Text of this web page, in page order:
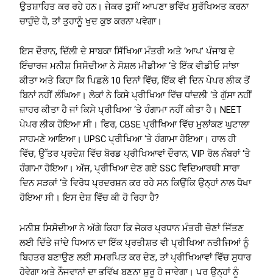
ਉਤਸ਼ਾਹਿਤ ਕਰ ਰਹੇ ਹਨ। ਜੇਕਰ ਤੁਸੀਂ ਆਪਣਾ ਭਵਿੱਖ ਸੁਰੱਖਿਅਤ ਕਰਨਾ
ਚਾਹੁੰਦੇ ਹੋ, ਤਾਂ ਤੁਹਾਨੂੰ ਖੁਦ ਕੁਝ ਕਰਨਾ ਪਵੇਗਾ।
ਇਸ ਦੌਰਾਨ, ਦਿੱਲੀ ਦੇ ਸਾਬਕਾ ਸਿੱਖਿਆ ਮੰਤਰੀ ਅਤੇ ‘ਆਪ’ ਪੰਜਾਬ ਦੇ
ਇੰਚਾਰਜ ਮਨੀਸ਼ ਸਿਸੋਦੀਆ ਨੇ ਸੋਸ਼ਲ ਮੀਡੀਆ ‘ਤੇ ਇੱਕ ਵੀਡੀਓ ਸਾਂਝਾ
ਕੀਤਾ ਅਤੇ ਕਿਹਾ ਕਿ ਪਿਛਲੇ 10 ਦਿਨਾਂ ਵਿੱਚ, ਇੱਕ ਵੀ ਦਿਨ ਪੇਪਰ ਲੀਕ ਤੋਂ
ਬਿਨਾਂ ਨਹੀਂ ਲੰਘਿਆ। ਲੋਕਾਂ ਨੇ ਕਿਸੇ ਪ੍ਰੀਖਿਆ ਵਿੱਚ ਧਾਂਦਲੀ ‘ਤੇ ਗੁੱਸਾ ਨਹੀਂ
ਜ਼ਾਹਰ ਕੀਤਾ ਹੈ ਜਾਂ ਕਿਸੇ ਪ੍ਰੀਖਿਆ ‘ਤੇ ਹੰਗਾਮਾ ਨਹੀਂ ਕੀਤਾ ਹੈ। NEET
ਪੇਪਰ ਲੀਕ ਹੋਇਆ ਸੀ। ਫਿਰ, CBSE ਪ੍ਰੀਖਿਆ ਵਿੱਚ ਮੁਲਾਂਕਣ ਘੁਟਾਲਾ
ਸਾਹਮਣੇ ਆਇਆ। UPSC ਪ੍ਰੀਖਿਆ ‘ਤੇ ਹੰਗਾਮਾ ਹੋਇਆ। ਹਾਲ ਹੀ
ਵਿੱਚ, ਉੱਤਰ ਪ੍ਰਦੇਸ਼ ਵਿੱਚ ਬੋਰਡ ਪ੍ਰੀਖਿਆਵਾਂ ਦੌਰਾਨ, VIP ਰੋਲ ਨੰਬਰਾਂ ‘ਤੇ
ਹੰਗਾਮਾ ਹੋਇਆ। ਅੱਜ, ਪ੍ਰੀਖਿਆ ਦੇਣ ਗਏ SSC ਵਿਦਿਆਰਥੀ ਸਾਰਾ
ਦਿਨ ਸੜਕਾਂ ‘ਤੇ ਵਿਰੋਧ ਪ੍ਰਦਰਸ਼ਨ ਕਰ ਰਹੇ ਸਨ ਕਿਉਂਕਿ ਉਨ੍ਹਾਂ ਨਾਲ ਧੋਖਾ
ਹੋਇਆ ਸੀ। ਇਸ ਦੇਸ਼ ਵਿੱਚ ਕੀ ਹੋ ਰਿਹਾ ਹੈ?
ਮਨੀਸ਼ ਸਿਸੋਦੀਆ ਨੇ ਅੱਗੇ ਕਿਹਾ ਕਿ ਜੇਕਰ ਪ੍ਰਧਾਨ ਮੰਤਰੀ ਚੋਣਾਂ ਜਿੱਤਣ
ਲਈ ਦਿੱਤੇ ਜਾਂਦੇ ਧਿਆਨ ਦਾ ਇੱਕ ਪ੍ਰਤੀਸ਼ਤ ਵੀ ਪ੍ਰੀਖਿਆ ਨਤੀਜਿਆਂ ਨੂੰ
ਬਿਹਤਰ ਬਣਾਉਣ ਲਈ ਸਮਰਪਿਤ ਕਰ ਦੇਣ, ਤਾਂ ਪ੍ਰੀਖਿਆਵਾਂ ਵਿੱਚ ਸੁਧਾਰ
ਹੋਵੇਗਾ ਅਤੇ ਨੌਜਵਾਨਾਂ ਦਾ ਭਵਿੱਖ ਬਣਨਾ ਸ਼ੁਰੂ ਹੋ ਜਾਵੇਗਾ। ਪਰ ਉਨ੍ਹਾਂ ਨੂੰ